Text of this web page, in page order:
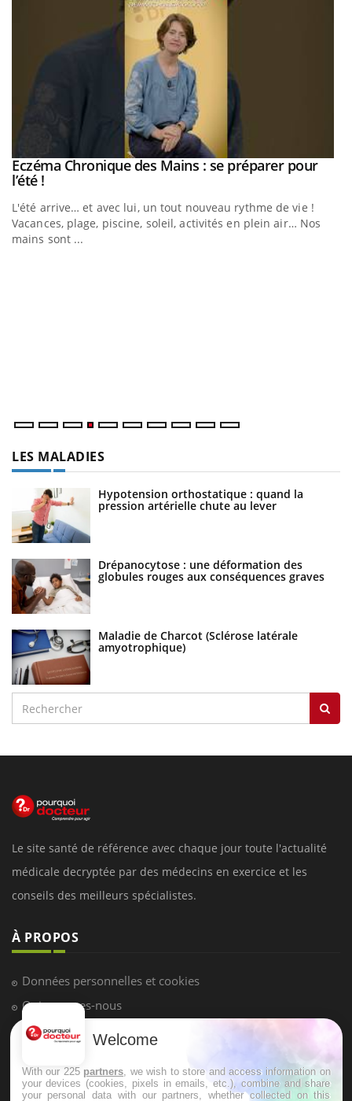
Youtube
Eczéma Chronique des Mains : se préparer pour
l’été !Youtube
L'été arrive… et avec lui, un tout nouveau rythme de vie !
Vacances, plage, piscine, soleil, activités en plein air… Nos
mains sont ...
LES MALADIES
Hypotension orthostatique : quand la
pression artérielle chute au lever
Drépanocytose : une déformation des
globules rouges aux conséquences graves
Maladie de Charcot (Sclérose latérale
amyotrophique)
Le site santé de référence avec chaque jour toute l'actualité
médicale decryptée par des médecins en exercice et les
conseils des meilleurs spécialistes.
À PROPOS
Données personnelles et cookies
Qui sommes-nous
Conditions d'utilisation
Mentions Légales
Welcome
With our 225 partners , we wish to store and access information on
your devices (cookies, pixels in emails, etc.), combine and share
your personal data with our partners, whether collected on this